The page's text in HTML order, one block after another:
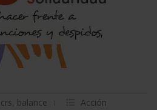
crs, balance
Acción